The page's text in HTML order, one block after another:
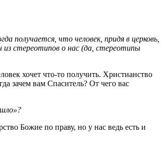
что человек, придя в церковь,
из стереотипов о нас (да, стереотипы
хочет что-то получить. Христианство
зачем вам Спаситель? От чего вас
Божие по праву, но у нас ведь есть и